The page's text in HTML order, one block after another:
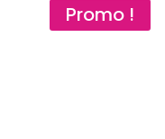
Promo !